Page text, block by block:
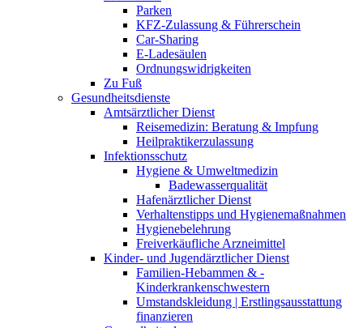
Parken
KFZ-Zulassung & Führerschein
Car-Sharing
E-Ladesäulen
Ordnungswidrigkeiten
Zu Fuß
Gesundheitsdienste
Amtsärztlicher Dienst
Reisemedizin: Beratung & Impfung
Heilpraktikerzulassung
Infektionsschutz
Hygiene & Umweltmedizin
Badewasserqualität
Hafenärztlicher Dienst
Verhaltenstipps und Hygienemaßnahmen
Hygienebelehrung
Freiverkäufliche Arzneimittel
Kinder- und Jugendärztlicher Dienst
Familien-Hebammen & -
Kinderkrankenschwestern
Umstandskleidung | Erstlingsausstattung
finanzieren